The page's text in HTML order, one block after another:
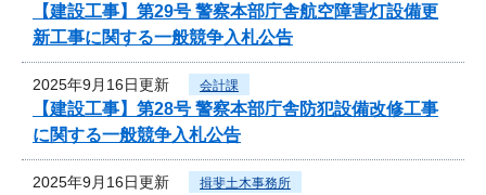
【建設工事】第29号 警察本部庁舎航空障害灯設備更
新工事に関する一般競争入札公告
2025年9月16日更新 会計課
【建設工事】第28号 警察本部庁舎防犯設備改修工事
に関する一般競争入札公告
2025年9月16日更新 揖斐土木事務所